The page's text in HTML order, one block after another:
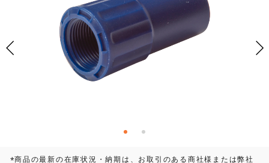
*商品の最新の在庫状況・納期は、お取引のある商社様または弊社